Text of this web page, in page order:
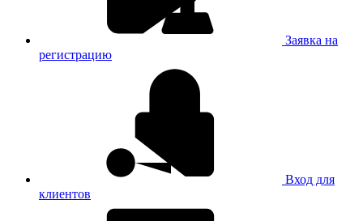
Заявка на
регистрацию
Вход для
клиентов